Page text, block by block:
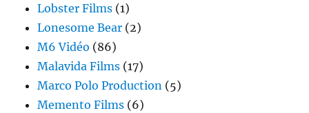
Lobster Films (1)
Lonesome Bear (2)
M6 Vidéo (86)
Malavida Films (17)
Marco Polo Production (5)
Memento Films (6)